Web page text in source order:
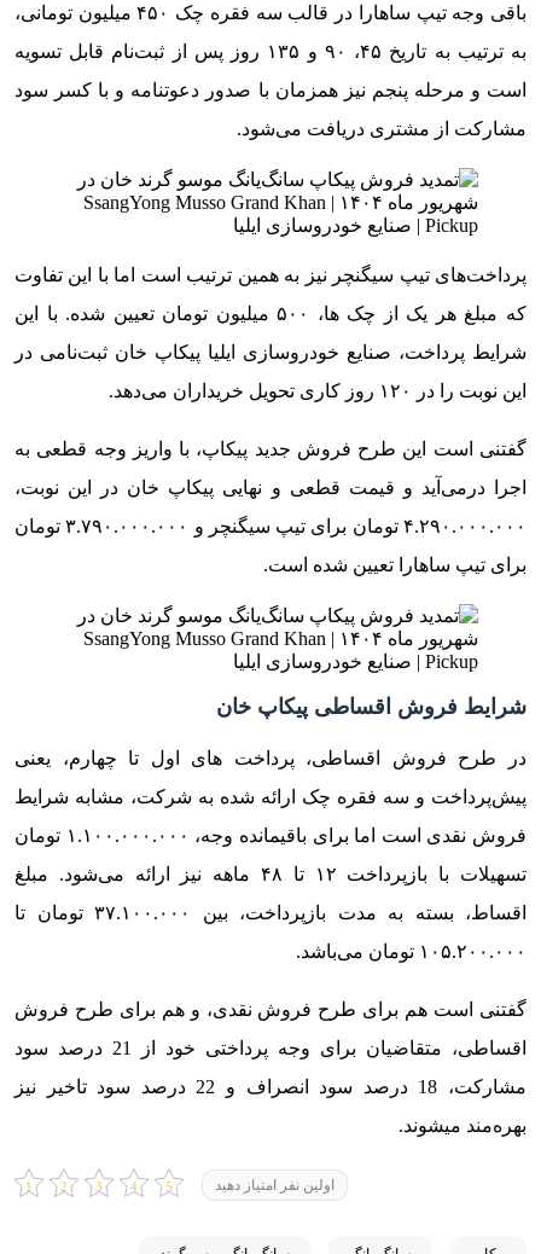
باقی وجه تیپ ساهارا در قالب سه فقره چک ۴۵۰ میلیون تومانی،
به ترتیب به تاریخ ۴۵، ۹۰ و ۱۳۵ روز پس از ثبت‌نام قابل تسویه
است و مرحله پنجم نیز همزمان با صدور دعوتنامه و با کسر سود
مشارکت از مشتری دریافت می‌شود.
پرداخت‌های تیپ سیگنچر نیز به همین ترتیب است اما با این تفاوت
که مبلغ هر یک از چک ها، ۵۰۰ میلیون تومان تعیین شده. با این
شرایط پرداخت، صنایع خودروسازی ایلیا پیکاپ خان ثبت‌نامی در
این نوبت را در ۱۲۰ روز کاری تحویل خریداران می‌دهد.
گفتنی است این طرح فروش جدید پیکاپ، با واریز وجه قطعی به
اجرا درمی‌آید و قیمت قطعی و نهایی پیکاپ خان در این نوبت،
۴.۲۹۰.۰۰۰.۰۰۰ تومان برای تیپ سیگنچر و ۳.۷۹۰.۰۰۰.۰۰۰ تومان
برای تیپ ساهارا تعیین شده است.
شرایط فروش اقساطی پیکاپ خان
در طرح فروش اقساطی، پرداخت های اول تا چهارم، یعنی
پیش‌پرداخت و سه فقره چک ارائه شده به شرکت، مشابه شرایط
فروش نقدی است اما برای باقیمانده وجه، ۱.۱۰۰.۰۰۰.۰۰۰ تومان
تسهیلات با بازپرداخت ۱۲ تا ۴۸ ماهه نیز ارائه می‌شود. مبلغ
اقساط، بسته به مدت بازپرداخت، بین ۳۷.۱۰۰.۰۰۰ تومان تا
۱۰۵.۲۰۰.۰۰۰ تومان می‌باشد.
گفتنی است هم برای طرح فروش نقدی، و هم برای طرح فروش
اقساطی، متقاضیان برای وجه پرداختی خود از 21 درصد سود
مشارکت، 18 درصد سود انصراف و 22 درصد سود تاخیر نیز
بهره‌مند می‎شوند.
اولین نفر امتیاز دهید